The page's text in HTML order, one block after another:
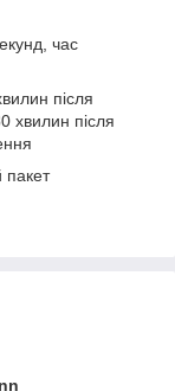
час
після
хвилин після
пакет